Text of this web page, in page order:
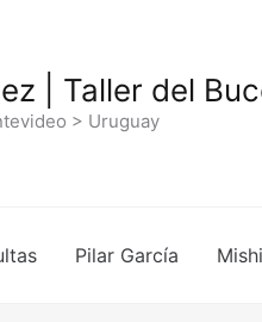
| Taller del
> Uruguay
Pilar García